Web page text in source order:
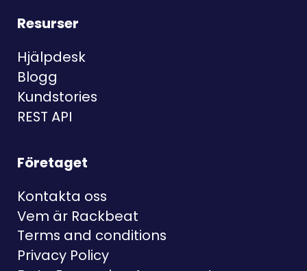
Resurser
Hjälpdesk
Blogg
Kundstories
REST API
Företaget
Kontakta oss
Vem är Rackbeat
Terms and conditions
Privacy Policy